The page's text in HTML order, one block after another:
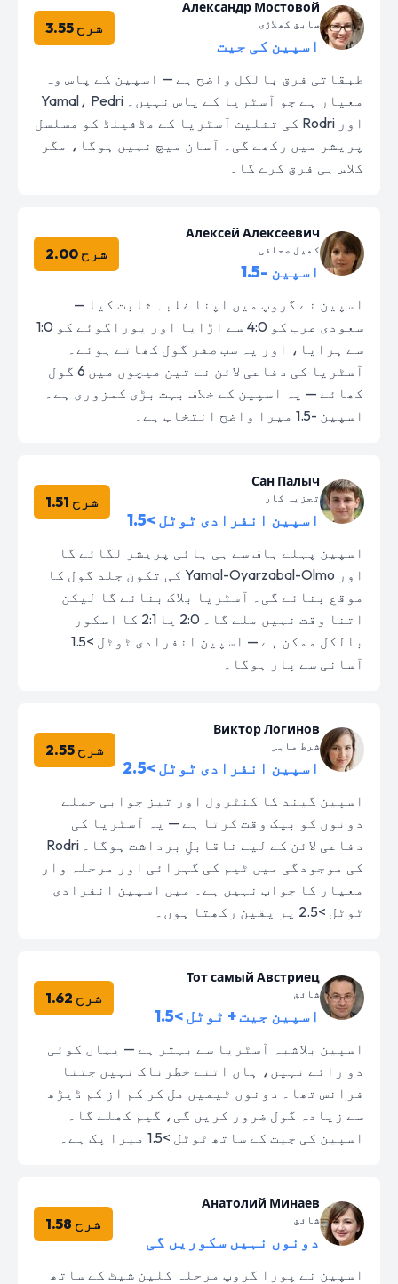
Александр Мостовой
سابق کھلاڑی
اسپین کی جیت
شرح 3.55
طبقاتی فرق بالکل واضح ہے — اسپین کے پاس وہ
معیار ہے جو آسٹریا کے پاس نہیں۔ Yamal، Pedri
اور Rodri کی تثلیث آسٹریا کے مڈفیلڈ کو مسلسل
پریشر میں رکھے گی۔ آسان میچ نہیں ہوگا، مگر
کلاس ہی فرق کرے گا۔
Алексей Алексеевич
کھیل صحافی
اسپین -1.5
شرح 2.00
اسپین نے گروپ میں اپنا غلبہ ثابت کیا —
سعودی عرب کو 4:0 سے اڑایا اور یوراگوئے کو 1:0
سے ہرایا، اور یہ سب صفر گول کھاتے ہوئے۔
آسٹریا کی دفاعی لائن نے تین میچوں میں 6 گول
کھائے — یہ اسپین کے خلاف بہت بڑی کمزوری ہے۔
اسپین -1.5 میرا واضح انتخاب ہے۔
Сан Палыч
تجزیہ کار
اسپین انفرادی ٹوٹل >1.5
شرح 1.51
اسپین پہلے ہاف سے ہی ہائی پریشر لگائے گا
اور Yamal-Oyarzabal-Olmo کی تکون جلد گول کا
موقع بنائے گی۔ آسٹریا بلاک بنائے گا لیکن
اتنا وقت نہیں ملے گا۔ 2:0 یا 2:1 کا اسکور
بالکل ممکن ہے — اسپین انفرادی ٹوٹل >1.5
آسانی سے پار ہوگا۔
Виктор Логинов
شرط ماہر
اسپین انفرادی ٹوٹل >2.5
شرح 2.55
اسپین گیند کا کنٹرول اور تیز جوابی حملے
دونوں کو بیک وقت کرتا ہے — یہ آسٹریا کی
دفاعی لائن کے لیے ناقابلِ برداشت ہوگا۔ Rodri
کی موجودگی میں ٹیم کی گہرائی اور مرحلہ وار
معیار کا جواب نہیں ہے۔ میں اسپین انفرادی
ٹوٹل >2.5 پر یقین رکھتا ہوں۔
Тот самый Австриец
شائق
اسپین جیت + ٹوٹل >1.5
شرح 1.62
اسپین بلاشبہ آسٹریا سے بہتر ہے — یہاں کوئی
دو رائے نہیں، ہاں اتنے خطرناک نہیں جتنا
فرانس تھا۔ دونوں ٹیمیں مل کر کم از کم ڈیڑھ
سے زیادہ گول ضرور کریں گی، گیم کھلے گا۔
اسپین کی جیت کے ساتھ ٹوٹل >1.5 میرا پک ہے۔
Анатолий Минаев
شائق
دونوں نہیں سکوریں گی
شرح 1.58
اسپین نے پورا گروپ مرحلہ کلین شیٹ کے ساتھ